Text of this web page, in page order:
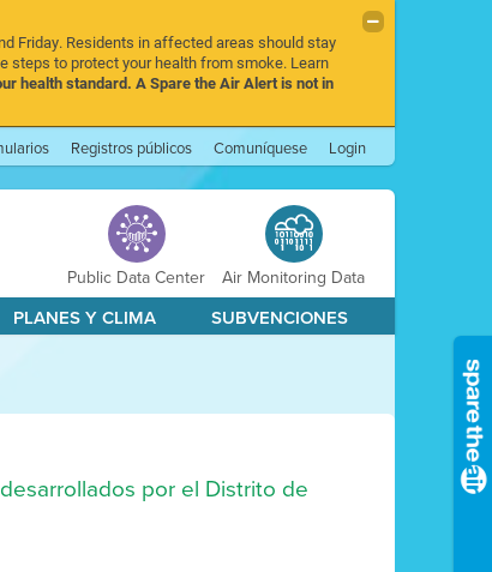
Friday. Residents in affected areas should stay
steps to protect your health from smoke. Learn
health standard. A Spare the Air Alert is not in
Registros públicos Comuníquese Login
Public Data Center Air Monitoring Data
PLANES Y CLIMA SUBVENCIONES
por el Distrito de